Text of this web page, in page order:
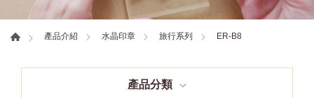
產品介紹 水晶印章 旅行系列 ER-B8
產品分類